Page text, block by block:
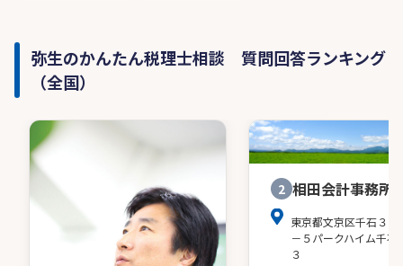
弥生のかんたん税理士相談 質問回答ランキング
（全国）
2 相田会計事務所
東京都文京区千石３－
－５パークハイム千石
３